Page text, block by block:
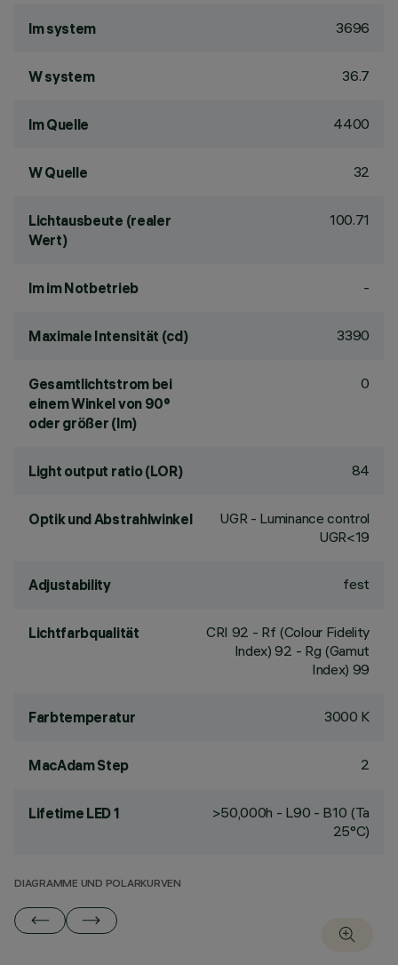
lm system 3696
W system 36.7
lm Quelle 4400
W Quelle 32
Lichtausbeute (realer
Wert)
100.71
lm im Notbetrieb -
Maximale Intensität (cd) 3390
Gesamtlichtstrom bei
einem Winkel von 90°
oder größer (lm)
0
Light output ratio (LOR) 84
Optik und Abstrahlwinkel
UGR - Luminance control
UGR<19
Adjustability fest
Lichtfarbqualität CRI 92 - Rf (Colour Fidelity
Index) 92 - Rg (Gamut
Index) 99
Farbtemperatur 3000 K
MacAdam Step 2
Lifetime LED 1
>50,000h - L90 - B10 (Ta
25°C)
DIAGRAMME UND POLARKURVEN